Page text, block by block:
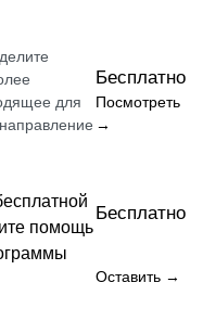
для
Бесплатно
Посмотреть
→
помощь
Бесплатно
Оставить →